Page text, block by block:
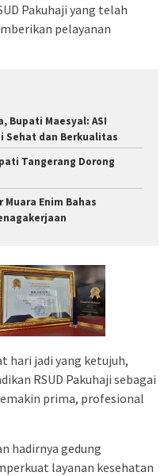
Pakuhaji yang telah
pelayanan
Bupati Maesyal: ASI
Sehat dan Berkualitas
Tangerang Dorong
Enim Bahas
hari jadi yang ketujuh,
RSUD Pakuhaji sebagai
prima, profesional
hadirnya gedung
layanan kesehatan